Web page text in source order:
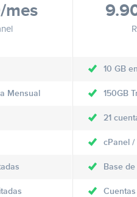
/mes
Mensual
10 GB
150GB
21
cPanel /
Base